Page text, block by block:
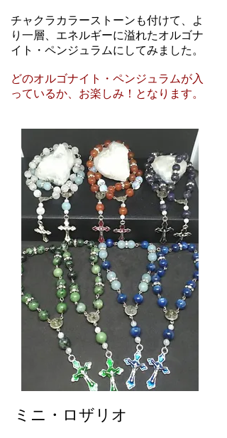
​チャクラカラーストーンも付けて、よ
り一層、エネルギーに溢れたオルゴナ
イト・ペンジュラムにしてみました。
どのオルゴナイト・ペンジュラムが入
っているか、お楽しみ！となります。
ミニ・ロザリオ